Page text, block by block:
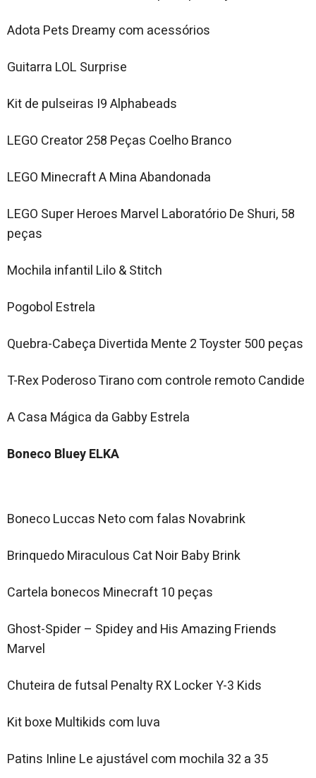
Adota Pets Dreamy com acessórios
Guitarra LOL Surprise
Kit de pulseiras I9 Alphabeads
LEGO Creator 258 Peças Coelho Branco
LEGO Minecraft A Mina Abandonada
LEGO Super Heroes Marvel Laboratório De Shuri, 58
peças
Mochila infantil Lilo & Stitch
Pogobol Estrela
Quebra-Cabeça Divertida Mente 2 Toyster 500 peças
T-Rex Poderoso Tirano com controle remoto Candide
A Casa Mágica da Gabby Estrela
Boneco Bluey ELKA
Boneco Luccas Neto com falas Novabrink
Brinquedo Miraculous Cat Noir Baby Brink
Cartela bonecos Minecraft 10 peças
Ghost-Spider – Spidey and His Amazing Friends
Marvel
Chuteira de futsal Penalty RX Locker Y-3 Kids
Kit boxe Multikids com luva
Patins Inline Le ajustável com mochila 32 a 35